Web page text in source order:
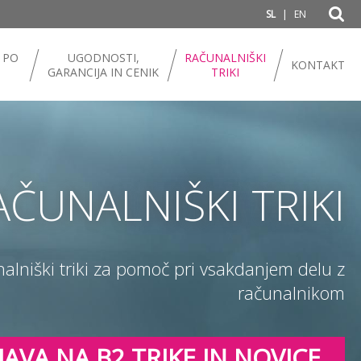
SL | EN
UGODNOSTI,
GARANCIJA IN CENIK
RAČUNALNIŠKI
TRIKI
KONTAKT
TRIKI
triki za pomoč pri vsakdanjem delu z
računalnikom